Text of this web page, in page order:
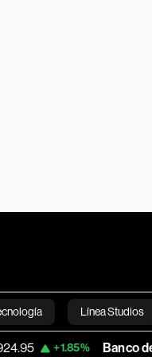
Línea Studios
English
+1.85% Banco de Bogota